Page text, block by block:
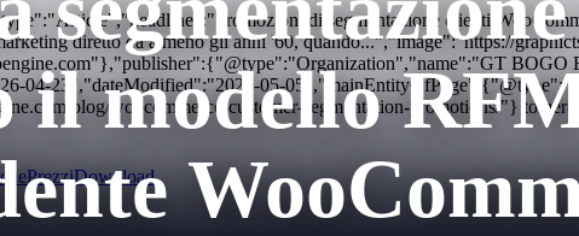
di segmentazione clienti
diretto da almeno gli anni '60, quando...","image":"https://
04-23","dateModified":"2026-05-
blog/woocommerce-customer-segmentation-promotions/"} tomer-
PrezziDownload
il modello